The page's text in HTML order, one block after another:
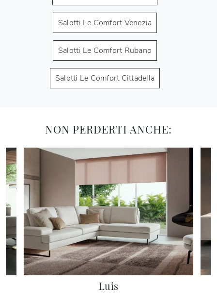
Salotti Le Comfort Venezia
Salotti Le Comfort Rubano
Salotti Le Comfort Cittadella
NON PERDERTI ANCHE:
Luis